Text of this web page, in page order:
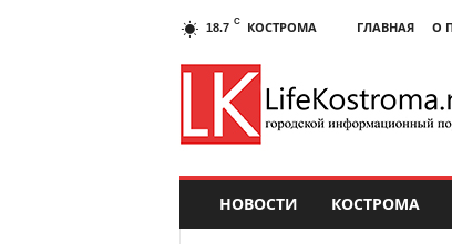
18.7 C КОСТРОМА ГЛАВНАЯ О
НОВОСТИ КОСТРОМА